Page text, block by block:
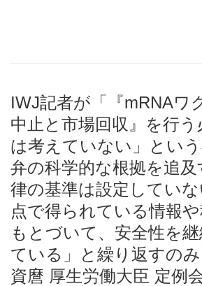
IWJ記者が「『mRNAワ
中止と市場回収』を行う
は考えていない」とい
弁の科学的な根拠を追
律の基準は設定してい
点で得られている情報
もとづいて、安全性を
ている」と繰り返すの
資麿 厚生労働大臣 定例